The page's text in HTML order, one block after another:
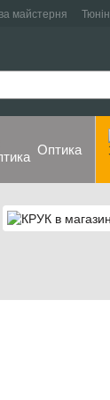
майстерня
Оптика